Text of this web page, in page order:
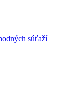
súťaží